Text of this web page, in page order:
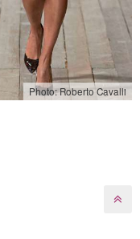
Photo: Roberto Cavalli